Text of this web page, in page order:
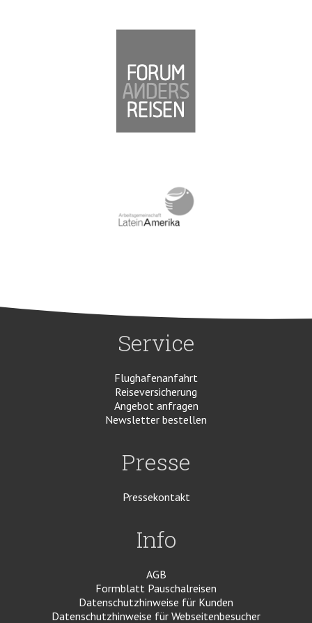
Service
Flughafenanfahrt
Reiseversicherung
Angebot anfragen
Newsletter bestellen
Presse
Pressekontakt
Info
AGB
Formblatt Pauschalreisen
Datenschutzhinweise für Kunden
Datenschutzhinweise für Webseitenbesucher